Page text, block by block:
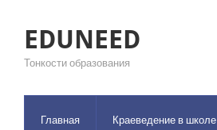
EDUNEED
Тонкости образования
Главная Краеведение в школе